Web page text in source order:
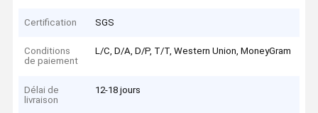
Certification SGS
Conditions
de paiement
L/C, D/A, D/P, T/T, Western Union, MoneyGram
Délai de
livraison
12-18 jours